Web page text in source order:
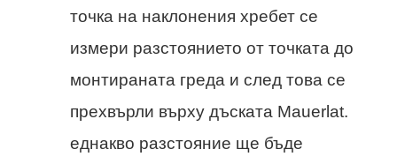
точка на наклонения хребет се
измери разстоянието от точката до
монтираната греда и след това се
прехвърли върху дъската Mauerlat.
еднакво разстояние ще бъде